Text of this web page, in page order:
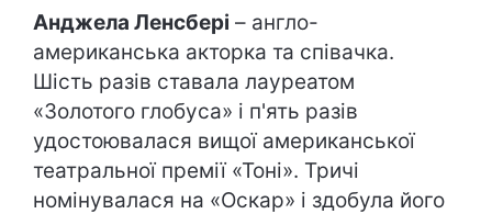
Анджела Ленсбері – англо-
американська акторка та співачка.
Шість разів ставала лауреатом
«Золотого глобуса» і п'ять разів
удостоювалася вищої американської
театральної премії «Тоні». Тричі
номінувалася на «Оскар» і здобула його